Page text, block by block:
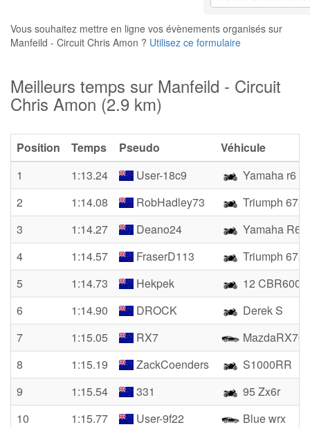
Vous souhaitez mettre en ligne vos évènements organisés sur
Manfeild - Circuit Chris Amon ? Utilisez ce formulaire
Meilleurs temps sur Manfeild - Circuit
Chris Amon (2.9 km)
Position Temps Pseudo
Véhicule
1
1:13.24 User-18c9
Yamaha r6
2
1:14.08 RobHadley73
Triumph
3
1:14.27 Deano24
Yamaha R6
4
1:14.57 FraserD113
Triumph 675
5
1:14.73 Hekpek
12
6
1:14.90 DROCK
Derek S
7
1:15.05 RX7
MazdaRX707
8
1:15.19 ZackCoenders
S1000RR
9
1:15.54 331
95 Zx6r
10
1:15.77 User-9f22 Blue wrx